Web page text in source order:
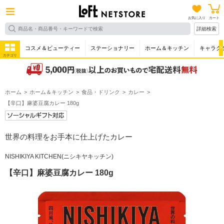
お気に入り カート
詳細検索
カテゴリ
コスメ＆ビューティー ステーショナリー ホーム＆キッチン キャラク
ホーム ホーム＆キッチン 食品・ドリンク
カレー
【辛口】麻婆豆腐カレー 180g
世界の料理をお手本に仕上げたカレー
NISHIKIYA KITCHEN(ニシキヤキッチン)
【辛口】麻婆豆腐カレー 180g